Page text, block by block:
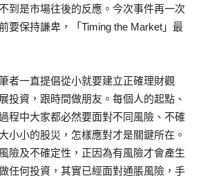
到是市場往後的反應。今次事件再一次
要保持謙卑，「Timing the Market」最
者一直提倡從小就要建立正確理財觀
投資，跟時間做朋友。每個人的起點、
程中大家都必然要面對不同風險、不確
小小的股災，怎樣應對才是關鍵所在。
險及不確定性，正因為有風險才會產生
任何投資，其實已經面對通脹風險，手